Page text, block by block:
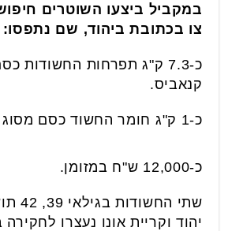
במקביל ביצעו השוטרים
צו בכתובת ביהוד, שם נתפסו:
כ-7.3 ק"ג תפרחות החשודות
קנאביס.
כ-1 ק"ג חומר החשוד כסם מסוג חשיש.
כ-12,000 ש"ח במזומן.
שתי
יהוד וקריית אונו נעצרו